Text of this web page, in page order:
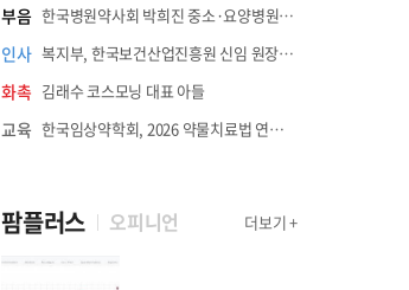
부음 한국병원약사회 박희진 중소·요양병원이사(충청북도 청주의료원 약제팀장) 부친상
인사 복지부, 한국보건산업진흥원 신임 원장에 고상백 교수 임명
화촉 김래수 코스모닝 대표 아들
교육 한국임상약학회, 2026 약물치료법 연수강좌 8월 21일 개최
팜플러스 오피니언 더보기 +